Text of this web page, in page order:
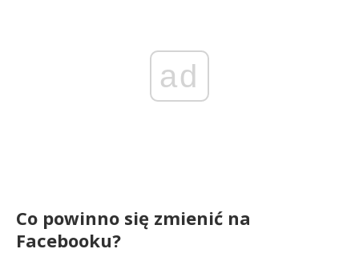
ad
Co powinno się zmienić na
Facebooku?